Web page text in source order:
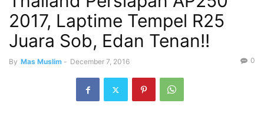
2017, Laptime Tempel R25
Juara Sob, Edan Tenan!!
By Mas Muslim - December 7, 2016 0